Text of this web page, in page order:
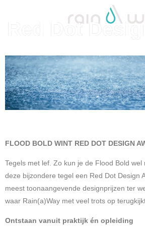
Red Dot
FLOOD BOLD WINT RED DOT DESIGN
Tegels met lef. Zo kun je de Flood Bold
deze bijzondere tegel een Red Dot Design
meest toonaangevende designprijzen ter
waar Rain(a)Way met veel trots op
Ontstaan vanuit praktijk én opleiding